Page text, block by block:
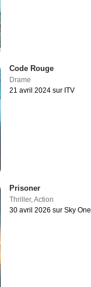
Code Rouge
Drame
21 avril 2024 sur ITV
Prisoner
Thriller,Action
30 avril 2026 sur Sky One